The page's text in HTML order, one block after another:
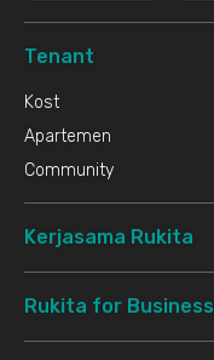
Tenant
Kost
Apartemen
Community
Kerjasama Rukita
Rukita for Business